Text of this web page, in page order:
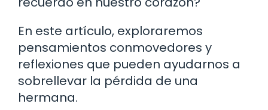
En este artículo, exploraremos
pensamientos conmovedores y
reflexiones que pueden ayudarnos a
sobrellevar la pérdida de una
hermana.